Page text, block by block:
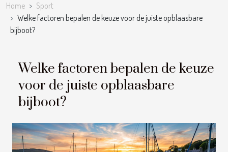
Home
Sport
Welke factoren bepalen de keuze voor de juiste opblaasbare
bijboot?
Welke factoren bepalen de keuze
voor de juiste opblaasbare
bijboot?